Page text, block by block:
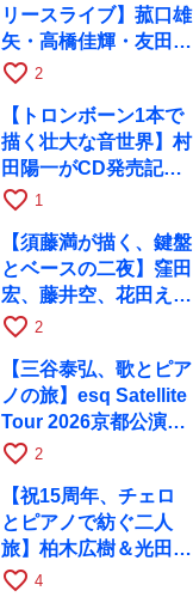
リースライブ】菰口雄
矢・高橋佳輝・友田ジ
ュンと9月28日にRAG
favorite_border 2
【トロンボーン1本で
描く壮大な音世界】村
田陽一がCD発売記念
ツアーで9月4日に京
favorite_border 1
【須藤満が描く、鍵盤
とベースの二夜】窪田
宏、藤井空、花田えみ
と京都RAGで共演
favorite_border 2
【三谷泰弘、歌とピア
ノの旅】esq Satellite
Tour 2026京都公演を
10月に開催
favorite_border 2
【祝15周年、チェロ
とピアノで紡ぐ二人
旅】柏木広樹＆光田健
一が11月12日に京都
favorite_border 4